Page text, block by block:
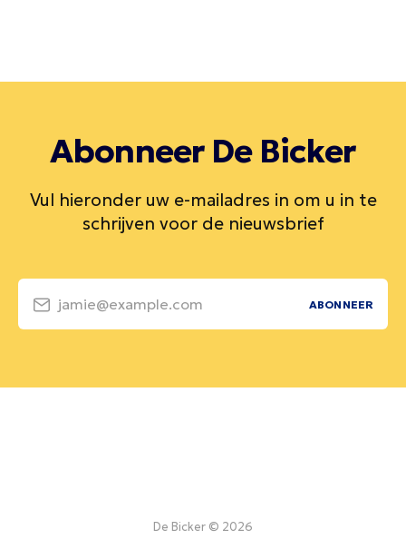
Abonneer De Bicker
Vul hieronder uw e-mailadres in om u in te
schrijven voor de nieuwsbrief
jamie@example.com ABONNEER
De Bicker © 2026